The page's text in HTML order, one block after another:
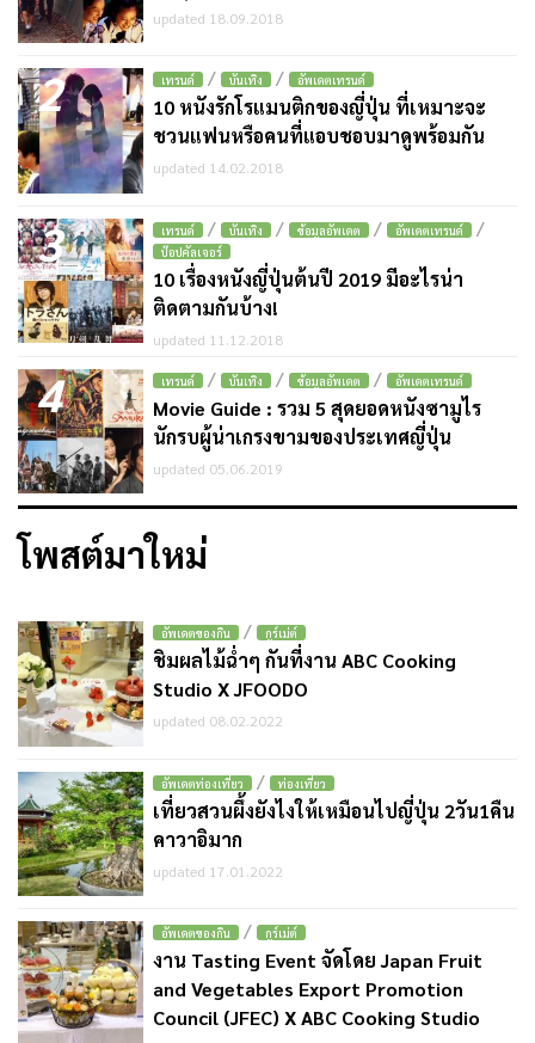
updated 18.09.2018
2 เทรนด์ / บันเทิง / อัพเดตเทรนด์
10 หนังรักโรแมนติกของญี่ปุ่น ที่เหมาะจะ
ชวนแฟนหรือคนที่แอบชอบมาดูพร้อมกัน
updated 14.02.2018
3 เทรนด์ / บันเทิง / ข้อมูลอัพเดต / อัพเดตเทรนด์ /
ป๊อปคัลเจอร์
10 เรื่องหนังญี่ปุ่นต้นปี 2019 มีอะไรน่า
ติดตามกันบ้าง!
updated 11.12.2018
4 เทรนด์ / บันเทิง / ข้อมูลอัพเดต / อัพเดตเทรนด์
Movie Guide : รวม 5 สุดยอดหนังซามูไร
นักรบผู้น่าเกรงขามของประเทศญี่ปุ่น
updated 05.06.2019
โพสต์มาใหม่
อัพเดตของกิน / กูร์เม่ต์
ชิมผลไม้ฉ่ำๆ กันที่งาน ABC Cooking
Studio X JFOODO
updated 08.02.2022
อัพเดตท่องเที่ยว / ท่องเที่ยว
เที่ยวสวนผึ้งยังไงให้เหมือนไปญี่ปุ่น 2วัน1คืน
คาวาอิมาก
updated 17.01.2022
อัพเดตของกิน / กูร์เม่ต์
งาน Tasting Event จัดโดย Japan Fruit
and Vegetables Export Promotion
Council (JFEC) X ABC Cooking Studio